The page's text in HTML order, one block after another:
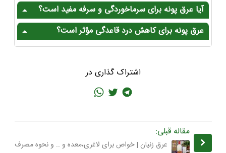
آیا عرق پونه برای سرماخوردگی و سرفه مفید است؟
عرق پونه برای کاهش درد قاعدگی مؤثر است؟
اشتراک گذاری در
مقاله قبلی:
عرق زنیان | خواص برای لاغری،معده و .. و نحوه مصرف